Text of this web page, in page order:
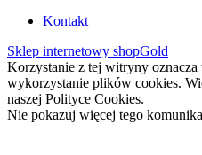
Kontakt
Sklep internetowy shopGold
Korzystanie z tej witryny oznacza
wykorzystanie plików cookies.
naszej Polityce Cookies.
Nie pokazuj więcej tego